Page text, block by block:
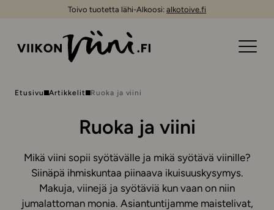
Toivo tuotetta lähi-Alkoosi: alkotoive.fi
Etusivu Artikkelit Ruoka ja viini
Ruoka ja viini
Mikä viini sopii syötävälle ja mikä syötävä viinille?
Siinäpä ihmiskuntaa piinaava ikuisuuskysymys.
Makuja, viinejä ja syötäviä kun vaan on niin
jumalattoman monia. Asiantuntijamme maistelivat,